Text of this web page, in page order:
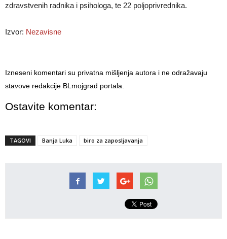
zdravstvenih radnika i psihologa, te 22 poljoprivrednika.
Izvor: Nezavisne
Izneseni komentari su privatna mišljenja autora i ne odražavaju
stavove redakcije BLmojgrad portala.
Ostavite komentar:
TAGOVI Banja Luka biro za zaposljavanja